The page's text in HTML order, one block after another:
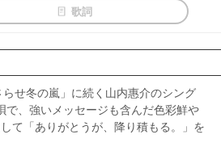
歌詞
せ冬の嵐」に続く山内惠介のシング
で、強いメッセージも含んだ色彩鮮
て「ありがとうが、降り積もる。」を